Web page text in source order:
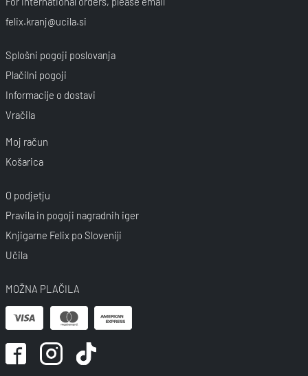
felix.kranj@ucila.si
Splošni pogoji poslovanja
Plačilni pogoji
Informacije o dostavi
Vračila
Moj račun
Košarica
O podjetju
Pravila in pogoji nagradnih iger
Knjigarne Felix po Sloveniji
Učila
MOŽNA PLAČILA